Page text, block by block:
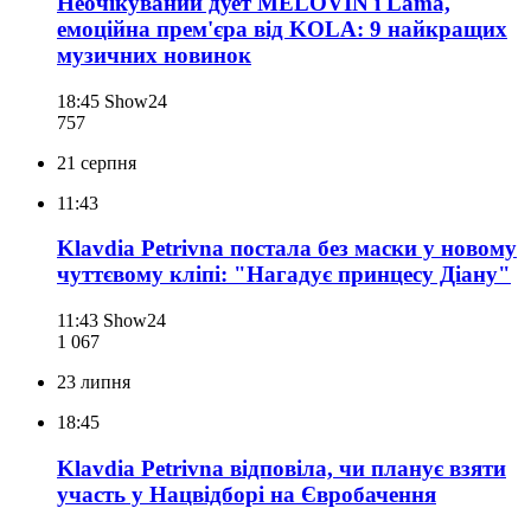
емоційна прем'єра від KOLA: 9 найкращих
музичних новинок
18:45 Show24
757
21 серпня
11:43
Klavdia Petrivna постала без маски у новому
чуттєвому кліпі: "Нагадує принцесу Діану"
11:43 Show24
1 067
23 липня
18:45
Klavdia Petrivna відповіла, чи планує взяти
участь у Нацвідборі на Євробачення